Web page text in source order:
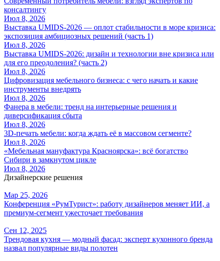
консалтингу
Июл 8, 2026
Выставка UMIDS-2026 — оплот стабильности в море кризиса:
экспозиция амбициозных решений (часть 1)
Июл 8, 2026
Выставка UMIDS-2026: дизайн и технологии вне кризиса или
для его преодоления? (часть 2)
Июл 8, 2026
Цифровизация мебельного бизнеса: с чего начать и какие
инструменты внедрять
Июл 8, 2026
Фанера в мебели: тренд на интерьерные решения и
диверсификация сбыта
Июл 8, 2026
3D-печать мебели: когда ждать её в массовом сегменте?
Июл 8, 2026
«Мебельная мануфактура Красноярска»: всё богатство
Сибири в замкнутом цикле
Июл 8, 2026
Дизайнерские решения
Мар 25, 2026
Конференция «РумТурист»: работу дизайнеров меняет ИИ, а
премиум-сегмент ужесточает требования
Сен 12, 2025
Трендовая кухня — модный фасад: эксперт кухонного бренда
назвал популярные виды полотен